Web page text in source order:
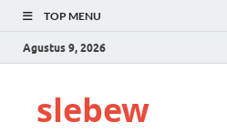
TOP MENU
Agustus 9, 2026
slebew